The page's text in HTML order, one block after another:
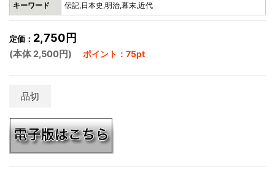
キーワード 伝記,日本史,明治,幕末,近代
定価： 2,750円
(本体 2,500円) ポイント：75pt
品切